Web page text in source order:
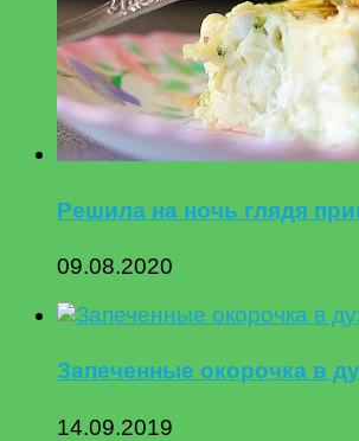
Решила на ночь глядя
09.08.2020
Запеченные окорочка в
14.09.2019